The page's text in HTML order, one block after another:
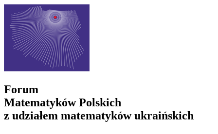
Forum
Matematyków Polskich
z udziałem matematyków ukraińskich